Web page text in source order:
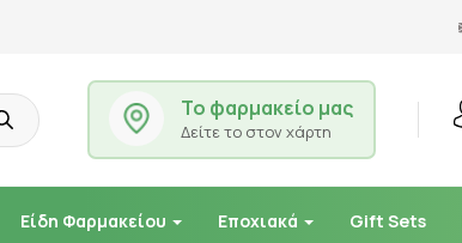
Το φαρμακείο μας
Δείτε το στον χάρτη
Είδη Φαρμακείου Εποχιακά Gift Sets